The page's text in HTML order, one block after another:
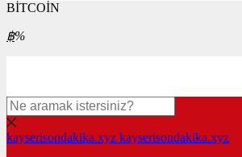
00:00
BİTCOİN
฿%
kayserisondakika.xyz kayserisondakika.xyz